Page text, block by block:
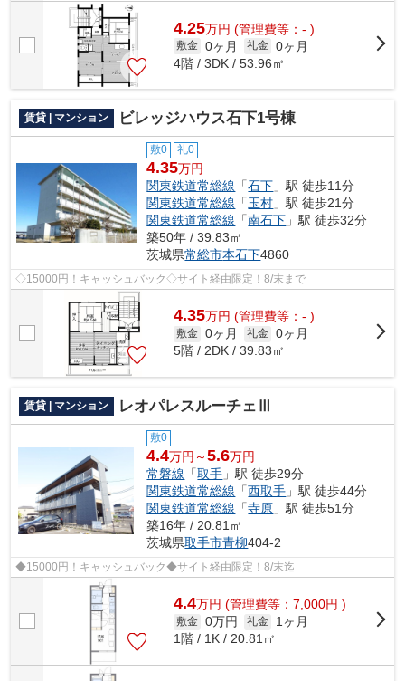
4.25万円 (管理費等：- )
敷金 0ヶ月 礼金 0ヶ月
4階 / 3DK / 53.96㎡
賃貸 | マンション ビレッジハウス石下1号棟
敷0 礼0
4.35万円
関東鉄道常総線 「石下 」駅 徒歩11分
関東鉄道常総線 「玉村 」駅 徒歩21分
関東鉄道常総線 「南石下 」駅 徒歩32分
築50年 / 39.83㎡
茨城県常総市本石下4860
◇15000円！キャッシュバック◇サイト経由限定！8/末まで
4.35万円 (管理費等：- )
敷金 0ヶ月 礼金 0ヶ月
5階 / 2DK / 39.83㎡
賃貸 | マンション レオパレスルーチェⅢ
敷0
4.4万円～5.6万円
常磐線 「取手 」駅 徒歩29分
関東鉄道常総線 「西取手 」駅 徒歩44分
関東鉄道常総線 「寺原 」駅 徒歩51分
築16年 / 20.81㎡
茨城県取手市青柳404-2
◆15000円！キャッシュバック◆サイト経由限定！8/末迄
4.4万円 (管理費等：7,000円 )
敷金 0万円 礼金
1ヶ月
1階 / 1K / 20.81㎡